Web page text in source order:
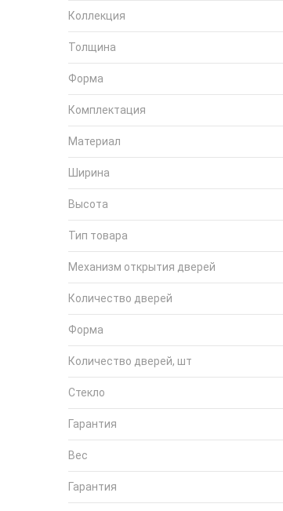
Коллекция
Толщина
Форма
Комплектация
Материал
Ширина
Высота
Тип товара
Механизм открытия дверей
Количество дверей
Форма
Количество дверей, шт
Стекло
Гарантия
Вес
Гарантия